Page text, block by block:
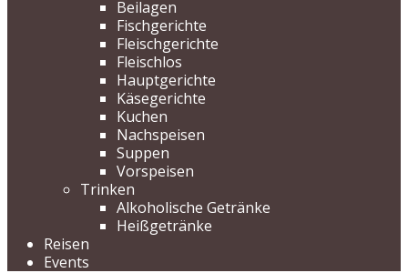
Beilagen
Fischgerichte
Fleischgerichte
Fleischlos
Hauptgerichte
Käsegerichte
Kuchen
Nachspeisen
Suppen
Vorspeisen
Trinken
Alkoholische Getränke
Heißgetränke
Reisen
Events